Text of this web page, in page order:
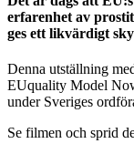
erfarenhet av
ges ett likvärdigt
Denna utställning
EUquality Model
under Sveriges
Se filmen och sprid